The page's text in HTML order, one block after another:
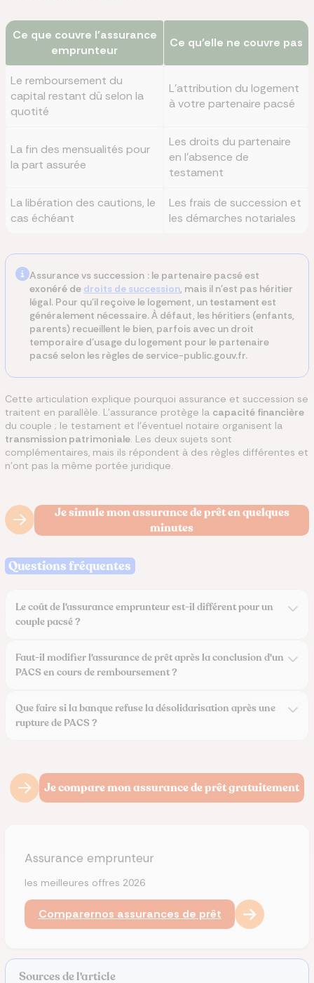
Ce que couvre l'assurance
emprunteur
Ce qu'elle ne couvre pas
Le remboursement du
capital restant dû selon la
quotité
L'attribution du logement
à votre partenaire pacsé
La fin des mensualités pour
la part assurée
Les droits du partenaire
en l'absence de
testament
La libération des cautions, le
cas échéant
Les frais de succession et
les démarches notariales
Assurance vs succession : le partenaire pacsé est
exonéré de droits de succession, mais il n'est pas héritier
légal. Pour qu'il reçoive le logement, un testament est
généralement nécessaire. À défaut, les héritiers (enfants,
parents) recueillent le bien, parfois avec un droit
temporaire d'usage du logement pour le partenaire
pacsé selon les règles de service-public.gouv.fr.
Cette articulation explique pourquoi assurance et succession se
traitent en parallèle. L'assurance protège la capacité financière
du couple ; le testament et l'éventuel notaire organisent la
transmission patrimoniale. Les deux sujets sont
complémentaires, mais ils répondent à des règles différentes et
n'ont pas la même portée juridique.
Je simule mon assurance de prêt en quelques
minutes
Questions fréquentes
Le coût de l'assurance emprunteur est-il différent pour un
couple pacsé ?
Faut-il modifier l'assurance de prêt après la conclusion d'un
PACS en cours de remboursement ?
Que faire si la banque refuse la désolidarisation après une
rupture de PACS ?
Je compare mon assurance de prêt gratuitement
Assurance emprunteur
les meilleures offres 2026
Comparernos assurances de prêt
Sources de l'article